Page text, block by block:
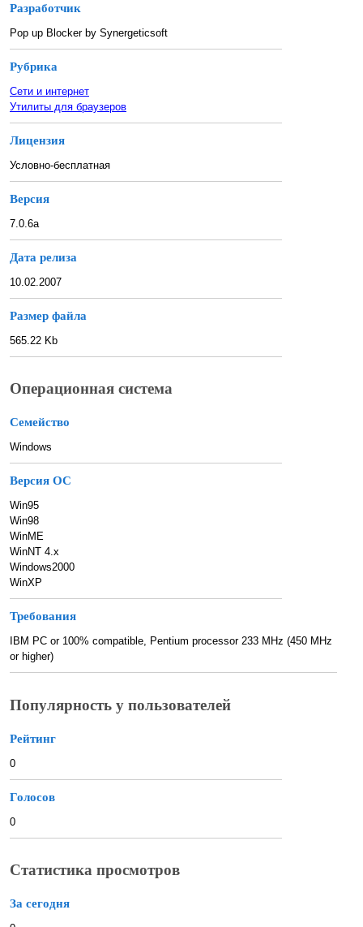
Разработчик
Pop up Blocker by Synergeticsoft
Рубрика
Сети и интернет
Утилиты для браузеров
Лицензия
Условно-бесплатная
Версия
7.0.6a
Дата релиза
10.02.2007
Размер файла
565.22 Kb
Операционная система
Семейство
Windows
Версия ОС
Win95
Win98
WinME
WinNT 4.x
Windows2000
WinXP
Требования
IBM PC or 100% compatible, Pentium processor 233 MHz (450 MHz
or higher)
Популярность у пользователей
Рейтинг
0
Голосов
0
Статистика просмотров
За сегодня